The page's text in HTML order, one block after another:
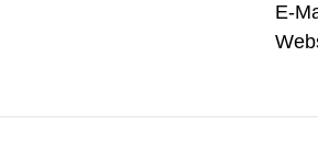
E-